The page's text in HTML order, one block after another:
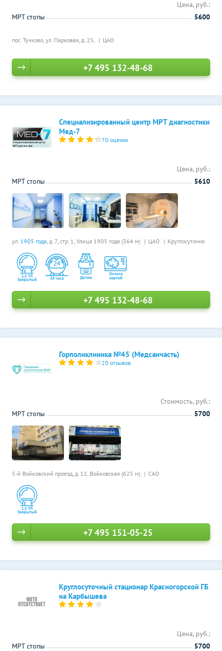
пос. Тучково, ул. Парковая, д. 25, ЦАО
Цена, руб.:
МРТ стопы
5600
+7 495 132-48-68
Специализированный центр МРТ диагностики
Мед-7
70 оценок
ул. 1905 года, д. 7, стр. 1, Улица 1905 года (364 м) ЦАО Круглосуточно
Цена, руб.:
МРТ стопы
5610
+7 495 132-48-68
Горполиклиника №45 (Медсанчасть)
20 отзывов
5-й Войковский проезд, д. 12, Войковская (625 м) САО
Стоимость, руб.:
МРТ стопы
5700
+7 495 151-05-25
Круглосуточный стационар Красногорской ГБ
на Карбышева
Цена, руб.:
МРТ стопы
5700